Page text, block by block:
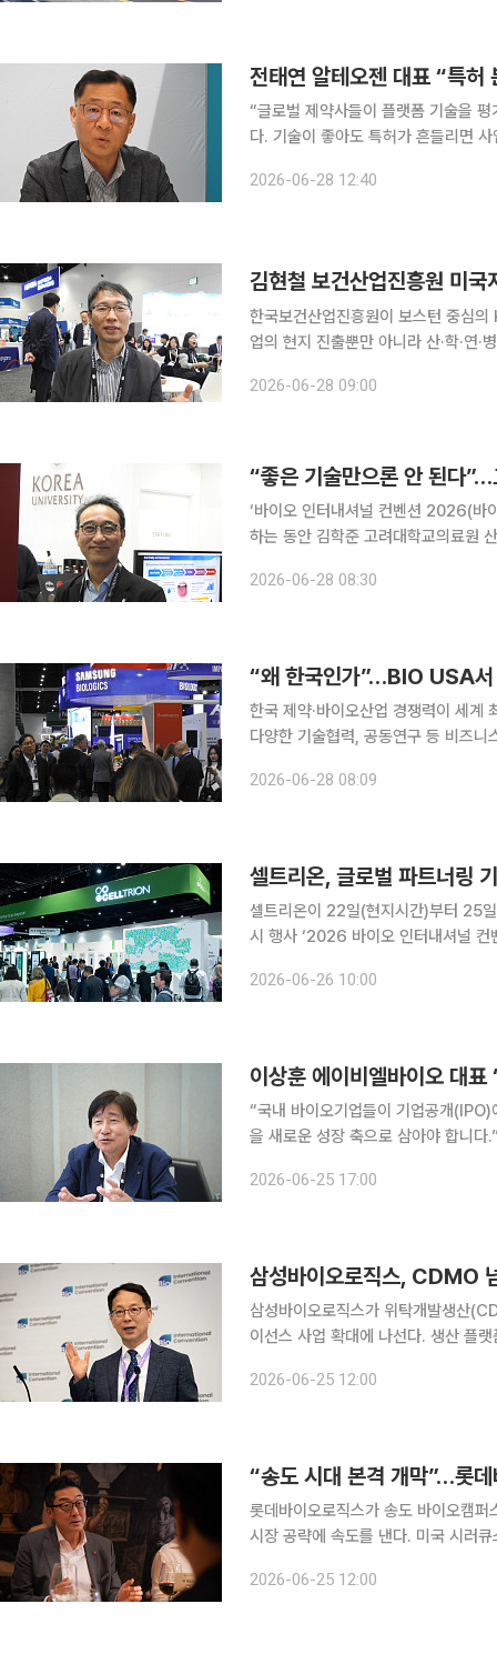
“글로벌 제약사들이 플랫폼 기술을
다. 기술이 좋아도 특허가 흔들리면 사업은 지속될 수 없
분쟁 결과가 글로벌 파트너들과의 협
2026-06-28 12:40
한국보건산업진흥원이 보스턴 중심
업의 현지 진출뿐만 아니라 산·학·연
(현지시간) 미국 샌디에이고에서 열
2026-06-28 09:00
‘바이오 인터내셔널 컨벤션 2026(바
하는 동안 김학준 고려대학교의료원
2026-06-28 08:30
“왜 한국인가”…BIO USA
한국 제약·바이오산업 경쟁력이 세계
다양한 기술협력, 공동연구 등 비즈
터내셔널 컨벤션2026(바이오USA)’
2026-06-28 08:09
셀트리온, 글로벌 파트너링
셀트리온이 22일(현지시간)부터 25
시 행사 ‘2026 바이오 인터내셔널
일 밝혔다. 바이오USA는 전 세
2026-06-26 10:00
“국내 바이오기업들이 기업공개
을 새로운 성장 축으로 삼아야 합니다.” 이상훈 에이비엘바이오 대표는 24일(현지시간) 미국
산업의 구조적 한계를 진단하며 이같
2026-06-25 17:00
삼성바이오로직스, CDMO
삼성바이오로직스가 위탁개발생산
이선스 사업 확대에 나선다. 생산 플
한다는 전략이다. 정형남
2026-06-25 12:00
롯데바이오로직스가 송도 바이오캠
시장 공략에 속도를 낸다. 미국 시러
는 23일(현지시간) 미국 샌디에이고
2026-06-25 12:00